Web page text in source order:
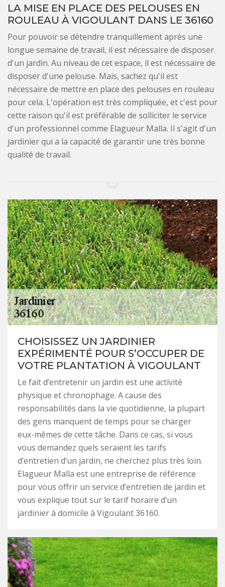
LA MISE EN PLACE DES PELOUSES EN
ROULEAU À VIGOULANT DANS LE 36160
Pour pouvoir se détendre tranquillement après une
longue semaine de travail, il est nécessaire de disposer
d'un jardin. Au niveau de cet espace, il est nécessaire de
disposer d'une pelouse. Mais, sachez qu'il est
nécessaire de mettre en place des pelouses en rouleau
pour cela. L'opération est très compliquée, et c'est pour
cette raison qu'il est préférable de solliciter le service
d'un professionnel comme Elagueur Malla. Il s'agit d'un
jardinier qui a la capacité de garantir une très bonne
qualité de travail.
CHOISISSEZ UN JARDINIER
EXPÉRIMENTÉ POUR S’OCCUPER DE
VOTRE PLANTATION À VIGOULANT
Le fait d’entretenir un jardin est une activité
physique et chronophage. A cause des
responsabilités dans la vie quotidienne, la plupart
des gens manquent de temps pour se charger
eux-mêmes de cette tâche. Dans ce cas, si vous
vous demandez quels seraient les tarifs
d’entretien d’un jardin, ne cherchez plus très loin.
Elagueur Malla est une entreprise de référence
pour vous offrir un service d’entretien de jardin et
vous explique tout sur le tarif horaire d’un
jardinier à domicile à Vigoulant 36160.